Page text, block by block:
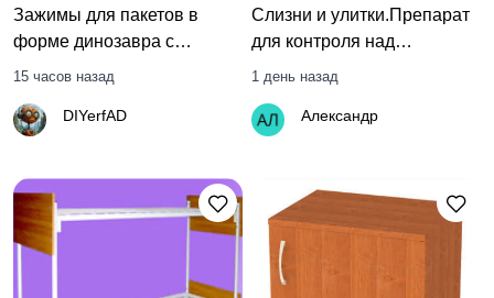
Зажимы для пакетов в
форме динозавра с
фиксатором, комплект из 3
Зажим со стопором для
15 часов назад
DIYerfAD
Слизни и улитки.Препарат
для контроля над
моллюсками
1 день назад
Александр